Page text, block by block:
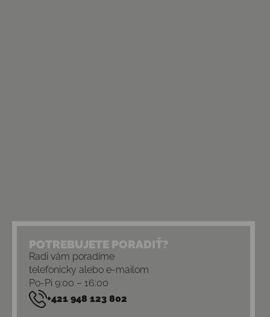
POTREBUJETE PORADIŤ?
Radi vám poradíme
telefonicky alebo e-mailom
Po-Pi 9:00 – 16:00
+421 948 123 802